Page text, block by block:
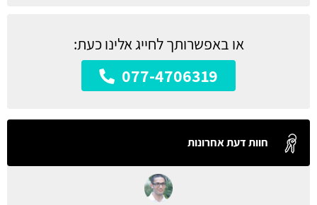
או באפשרותך לחייג אלינו כעת:
077-4706319
חוות דעת אחרונות